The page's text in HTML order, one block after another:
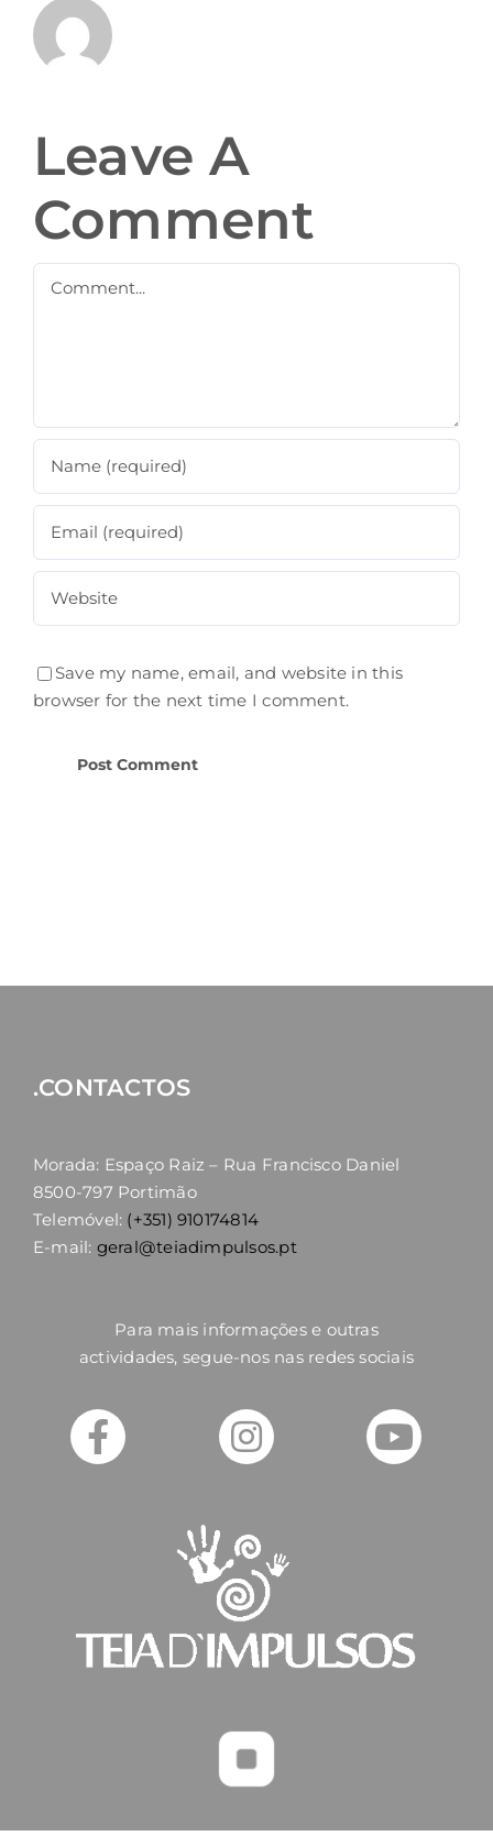
Leave A
Comment
Save my name, email, and website in this
browser for the next time I comment.
.CONTACTOS
Morada: Espaço Raiz – Rua Francisco Daniel
8500-797 Portimão
Telemóvel: (+351) 910174814
E-mail: geral@teiadimpulsos.pt
Para mais informações e outras
actividades, segue-nos nas redes sociais